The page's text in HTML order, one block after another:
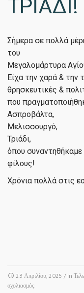
ΤΡΙΑΔΙ!
Σήμερα σε πολλά
του
Μεγαλομάρτυρα
Είχα την χαρά & την
θρησκευτικές &
που
Ασπροβάλτα,
Μελισσουργό,
Τριάδι,
όπου
φίλους!
Χρόνια πολλά στις
23 Απριλίου, 2025 / In
σχολιασμόςστο